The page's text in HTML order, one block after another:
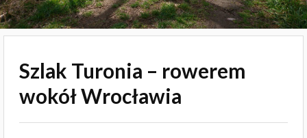
Szlak Turonia – rowerem
wokół Wrocławia